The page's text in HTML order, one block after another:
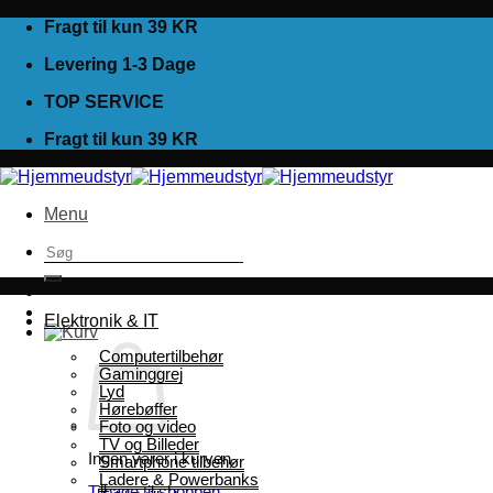
Fortsæt
indhold
Fragt til kun 39 KR
Levering 1-3 Dage
TOP SERVICE
Fragt til kun 39 KR
Menu
Søg
efter:
Ingen varer i kurven.
Elektronik & IT
Computertilbehør
Gaminggrej
Lyd
Hørebøffer
Foto og video
TV og Billeder
Smartphone tilbehør
Ladere & Powerbanks